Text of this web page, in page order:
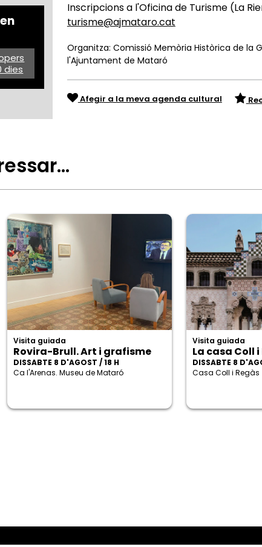
dies
Inscripcions a l'Oficina de Turisme (La
turisme@ajmataro.cat
Organitza: Comissió Memòria Històrica de la
l'Ajuntament de Mataró
Afegir a la meva agenda cultural
Visita guiada
Rovira-Brull. Art i grafisme
DISSABTE 8 D'AGOST / 18 H
Ca l'Arenas. Museu de Mataró
Visita guiada
La casa Coll
DISSABTE 8
Casa Coll i Regàs